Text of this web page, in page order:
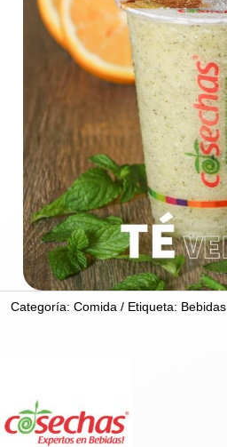
Categoría: Comida Etiqueta: Bebidas